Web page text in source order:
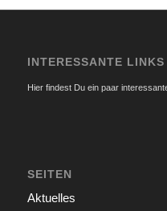
INTERESSANTE LINKS
Hier findest Du ein paar
SEITEN
Aktuelles